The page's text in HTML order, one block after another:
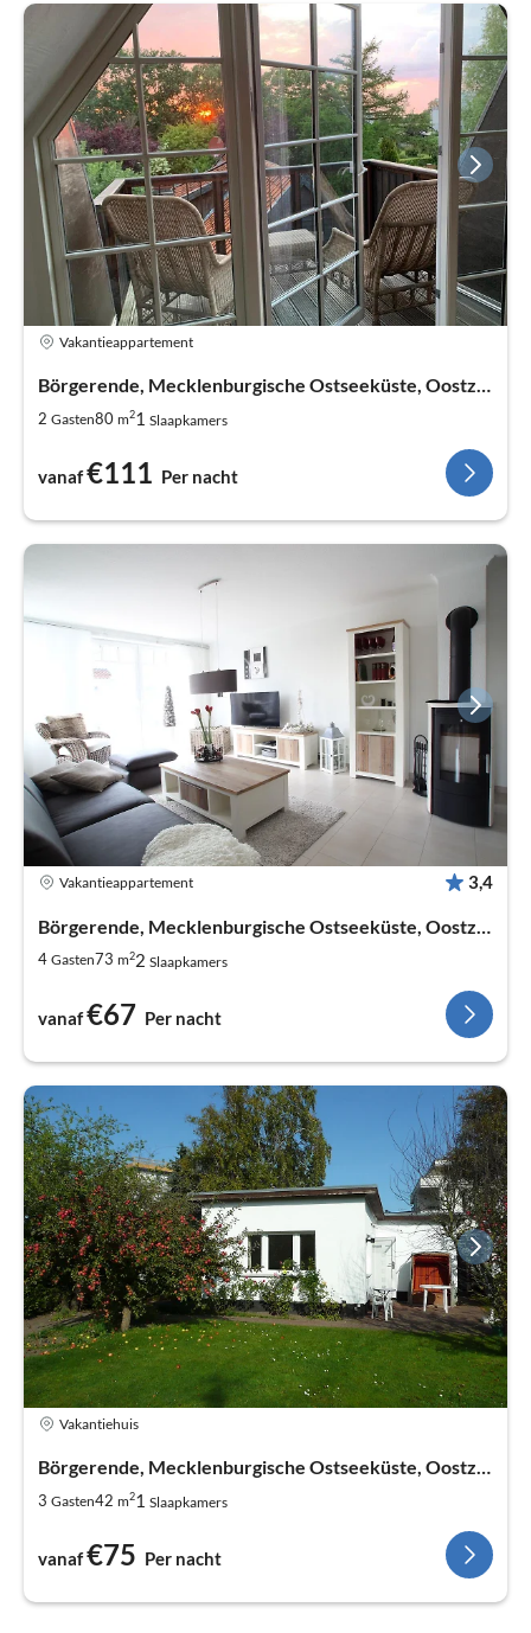
Vakantieappartement
Börgerende, Mecklenburgische Ostseeküste, Oostzee
2 Gasten80 m21 Slaapkamers
vanaf€111 Per nacht
Vakantieappartement 3,4
4 Gasten73 m22 Slaapkamers
vanaf€67 Per nacht
Vakantiehuis
Börgerende, Mecklenburgische Ostseeküste, Oostzee
3 Gasten42 m21 Slaapkamers
vanaf€75 Per nacht